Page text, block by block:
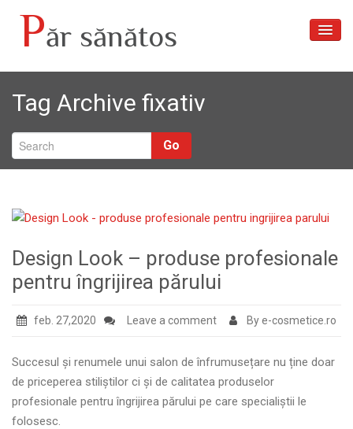
Păr sănătos
Acasă
Articole
Despre noi
Tratamente păr
Tag Archive fixativ
Go
Design Look – produse profesionale
pentru îngrijirea părului
feb. 27,2020 Leave a comment By e-cosmetice.ro
Succesul și renumele unui salon de înfrumusețare nu ține doar
de priceperea stiliștilor ci și de calitatea produselor
profesionale pentru îngrijirea părului pe care specialiștii le
folosesc.